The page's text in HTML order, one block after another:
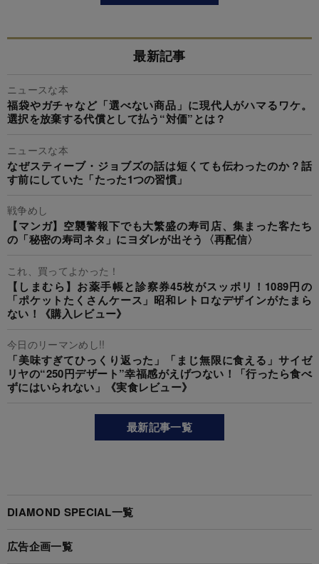
最新記事
ニュースな本
福袋やガチャなど「選べない商品」に現代人がハマるワケ。
選択を放棄する代償として払う“対価”とは？
ニュースな本
なぜスティーブ・ジョブズの話は短くても伝わったのか？話
す前にしていた「たった1つの習慣」
戦争めし
【マンガ】空襲警報下でも大繁盛の寿司店、集まった客たち
の「秘密の寿司ネタ」にヨダレが出そう〈再配信〉
これ、買ってよかった！
【しまむら】お薬手帳と診察券45枚がスッポリ！1089円の
「ポケットたくさんケース」昭和レトロなデザインがたまら
ない！《購入レビュー》
今日のリーマンめし!!
「美味すぎてひっくり返った」「まじ無限に食える」サイゼ
リヤの“250円デザート”幸福感がえげつない！「行ったら食べ
ずにはいられない」《実食レビュー》
最新記事一覧
DIAMOND SPECIAL一覧
広告企画一覧